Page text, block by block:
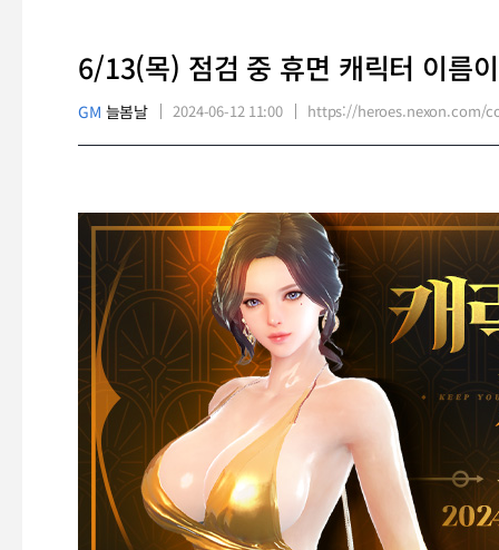
6/13(목) 점검 중 휴면 캐릭터 이름
GM 늘봄날 2024-06-12 11:00 https://heroes.nexon.com/